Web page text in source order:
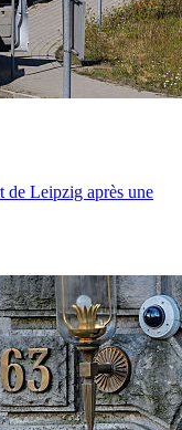
de Leipzig après une